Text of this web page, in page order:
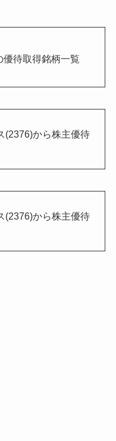
優待取得銘柄一覧
(2376)から株主優待
(2376)から株主優待